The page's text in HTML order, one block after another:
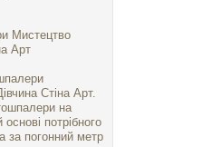
Мистецтво
Арт
Стіна Арт.
на
основі потрібного
за погонний метр